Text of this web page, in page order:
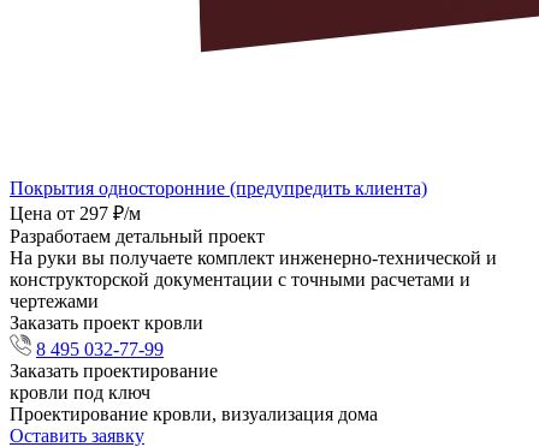
Покрытия односторонние (предупредить клиента)
Цена от 297 ₽/м
Разработаем детальный проект
На руки вы получаете комплект инженерно-технической и
конструкторской документации с точными расчетами и
чертежами
Заказать проект кровли
8 495 032-77-99
Заказать проектирование
кровли под ключ
Проектирование кровли, визуализация дома
Оставить заявку